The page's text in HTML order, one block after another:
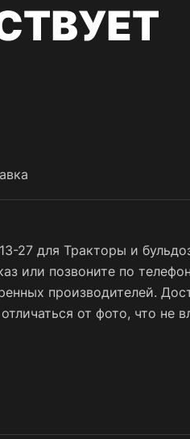
27 для Тракторы и
или позвоните по
производителей.
от фото, что не